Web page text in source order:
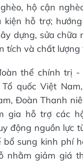
hộ cận
kiện hỗ trợ;
dựng, sửa chữa
tích và chất lượng
thể chính trị
quốc Việt
Đoàn Thanh
gia hỗ trợ các
động nguồn lực
bổ sung kinh phí
nhằm giảm giá